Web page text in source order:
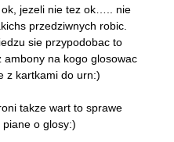
jezeli nie tez ok….. nie
przedziwnych robic.
sie przypodobac to
ambony na kogo glosowac
z kartkami do urn:)
takze wart to sprawe
o glosy:)